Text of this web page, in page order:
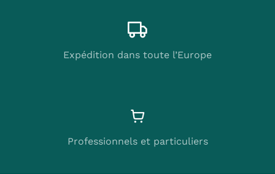
Expédition dans toute l’Europe
Professionnels et particuliers